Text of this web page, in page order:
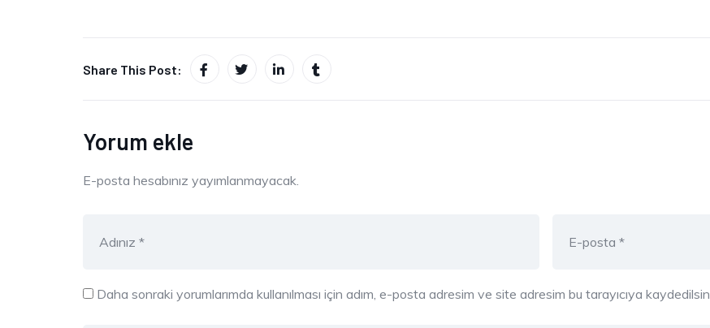
Share This Post:
Yorum ekle
E-posta hesabınız yayımlanmayacak.
Daha sonraki yorumlarımda kullanılması için adım, e-posta adresim ve site adresim bu tarayıcıya kaydedilsin.